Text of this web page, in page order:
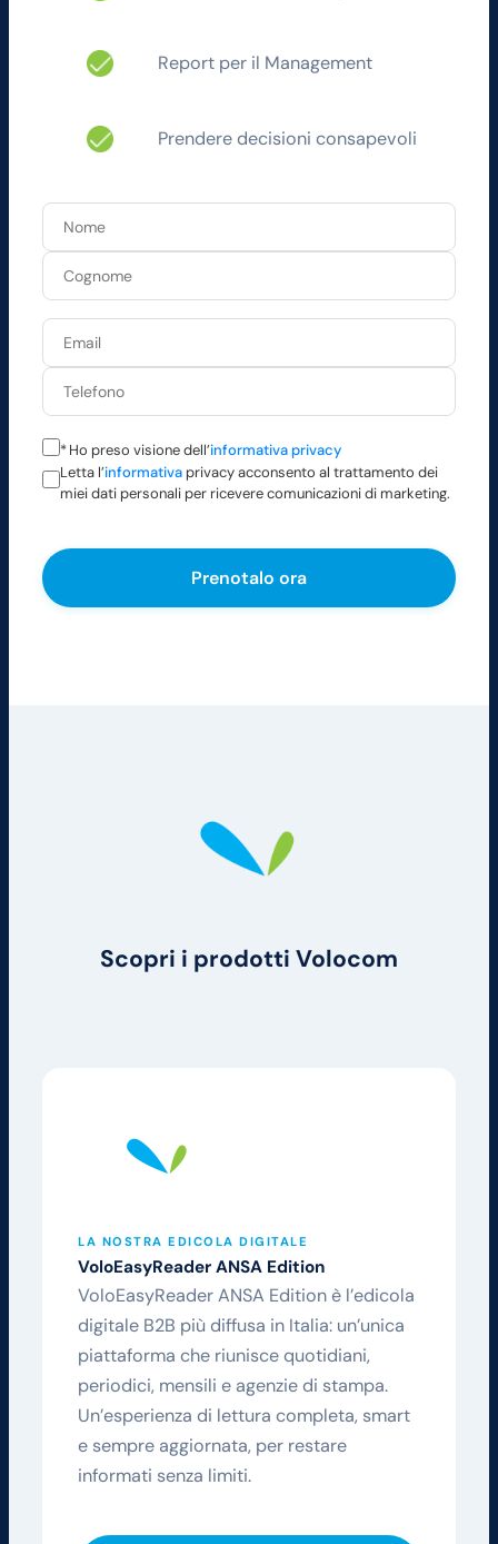
Report per il Management
Prendere decisioni consapevoli
*Ho preso visione dell’informativa privacy
Letta l’informativa privacy acconsento al trattamento dei
miei dati personali per ricevere comunicazioni di marketing.
Scopri i prodotti Volocom
LA NOSTRA EDICOLA DIGITALE
VoloEasyReader ANSA Edition
VoloEasyReader ANSA Edition è l’edicola
digitale B2B più diffusa in Italia: un’unica
piattaforma che riunisce quotidiani,
periodici, mensili e agenzie di stampa.
Un’esperienza di lettura completa, smart
e sempre aggiornata, per restare
informati senza limiti.